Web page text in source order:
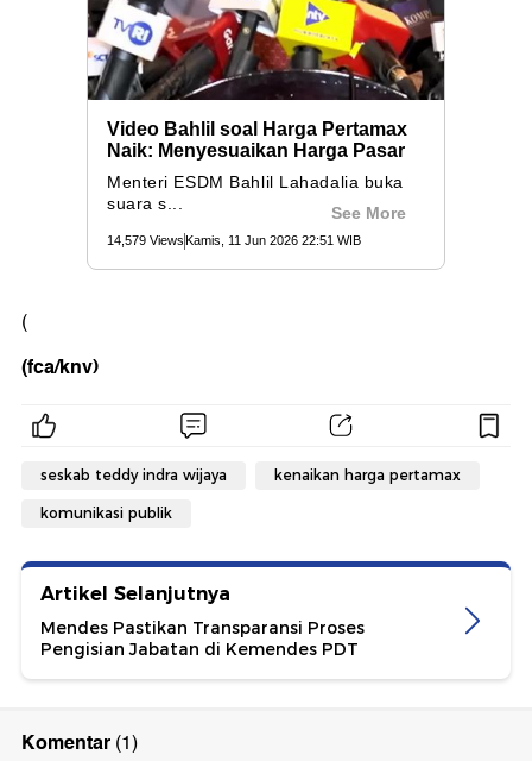
(
(fca/knv)
seskab teddy indra wijaya kenaikan harga pertamax
komunikasi publik
Artikel Selanjutnya
Mendes Pastikan Transparansi Proses
Pengisian Jabatan di Kemendes PDT